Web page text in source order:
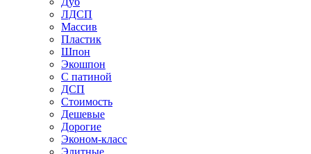
ЛДСП
Массив
Пластик
Шпон
Экошпон
С патиной
ДСП
Стоимость
Дешевые
Дорогие
Эконом-класс
Элитные